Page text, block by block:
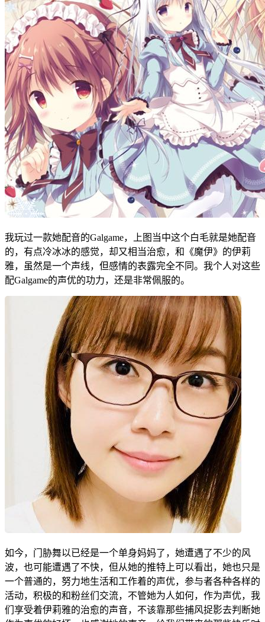
我玩过一款她配音的Galgame，上图当中这个白毛就是她配音
的，有点冷冰冰的感觉，却又相当治愈，和《魔伊》的伊莉
雅，虽然是一个声线，但感情的表露完全不同。我个人对这些
配Galgame的声优的功力，还是非常佩服的。
如今，门胁舞以已经是一个单身妈妈了，她遭遇了不少的风
波，也可能遭遇了不快，但从她的推特上可以看出，她也只是
一个普通的，努力地生活和工作着的声优，参与者各种各样的
活动，积极的和粉丝们交流，不管她为人如何，作为声优，我
们享受着伊莉雅的治愈的声音，不该靠那些捕风捉影去判断她